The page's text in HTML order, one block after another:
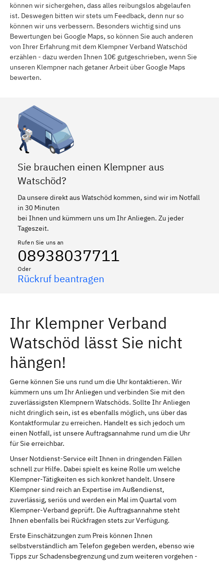
können wir sichergehen, dass alles reibungslos abgelaufen
ist. Deswegen bitten wir stets um Feedback, denn nur so
können wir uns verbessern. Besonders wichtig sind uns
Bewertungen bei Google Maps, so können Sie auch anderen
von Ihrer Erfahrung mit dem Klempner Verband Watschöd
erzählen - dazu werden Ihnen 10€ gutgeschrieben, wenn Sie
unseren Klempner nach getaner Arbeit über Google Maps
bewerten.
Sie brauchen einen Klempner aus
Watschöd?
Da unsere direkt aus Watschöd kommen, sind wir im Notfall
in 30 Minuten
bei Ihnen und kümmern uns um Ihr Anliegen. Zu jeder
Tageszeit.
Rufen Sie uns an
08938037711
Oder
Rückruf beantragen
Ihr Klempner Verband
Watschöd lässt Sie nicht
hängen!
Gerne können Sie uns rund um die Uhr kontaktieren. Wir
kümmern uns um Ihr Anliegen und verbinden Sie mit den
zuverlässigsten Klempnern Watschöds. Sollte Ihr Anliegen
nicht dringlich sein, ist es ebenfalls möglich, uns über das
Kontaktformular zu erreichen. Handelt es sich jedoch um
einen Notfall, ist unsere Auftragsannahme rund um die Uhr
für Sie erreichbar.
Unser Notdienst-Service eilt Ihnen in dringenden Fällen
schnell zur Hilfe. Dabei spielt es keine Rolle um welche
Klempner-Tätigkeiten es sich konkret handelt. Unsere
Klempner sind reich an Expertise im Außendienst,
zuverlässig, seriös und werden ein Mal im Quartal vom
Klempner-Verband geprüft. Die Auftragsannahme steht
Ihnen ebenfalls bei Rückfragen stets zur Verfügung.
Erste Einschätzungen zum Preis können Ihnen
selbstverständlich am Telefon gegeben werden, ebenso wie
Tipps zur Schadensbegrenzung und zum weiteren vorgehen -